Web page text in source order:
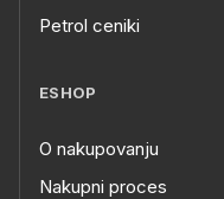
Petrol ceniki
ESHOP
O nakupovanju
Nakupni proces